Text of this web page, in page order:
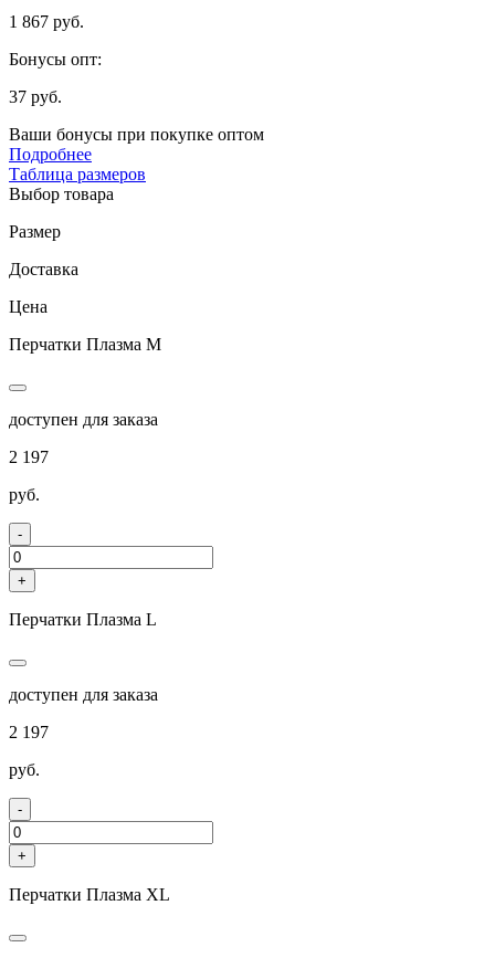
1 867 руб.
Бонусы опт:
37 руб.
Ваши бонусы при покупке оптом
Подробнее
Таблица размеров
Выбор товара
Размер
Доставка
Цена
Перчатки Плазма M
доступен для заказа
2 197
руб.
-
+
Перчатки Плазма L
доступен для заказа
2 197
руб.
-
+
Перчатки Плазма XL